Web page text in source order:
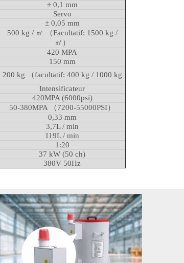
± 0,1 mm
Servo
± 0,05 mm
500 kg / ㎡ （Facultatif: 1500 kg /
㎡）
420 MPA
150 mm
200 kg （facultatif: 400 kg / 1000 kg
Intensificateur
420MPA (6000psi)
50-380MPA （7200-55000PSI）
0,33 mm
3,7L / min
119L / min
1:20
37 kW (50 ch)
380V 50Hz